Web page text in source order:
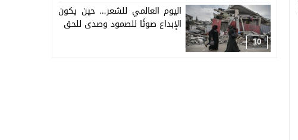
10
اليوم العالمي للشعر… حين يكون
الإبداع صوتًا للصمود وصدى للحق